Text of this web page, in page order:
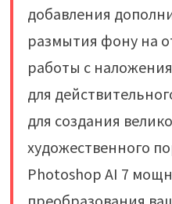
добавления
размытия фону на
работы с
для
для создания
художественного
Photoshop AI 7